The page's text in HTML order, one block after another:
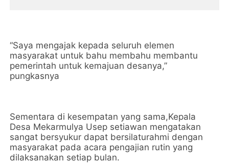
“Saya mengajak kepada seluruh elemen
masyarakat untuk bahu membahu membantu
pemerintah untuk kemajuan desanya,”
pungkasnya
Sementara di kesempatan yang sama,Kepala
Desa Mekarmulya Usep setiawan mengatakan
sangat bersyukur dapat bersilaturahmi dengan
masyarakat pada acara pengajian rutin yang
dilaksanakan setiap bulan.